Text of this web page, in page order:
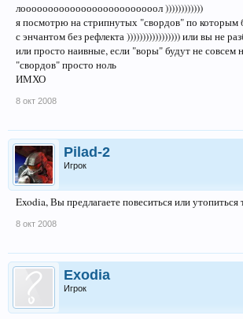
лооооооооооооооооооооооооол ))))))))))))
я посмотрю на стрипнутых "свордов" по которым
с энчантом без рефлекта ))))))))))))))))) или вы не
или просто наивные, если "воры" будут не совсем
"свордов" просто ноль
ИМХО
8 окт 2008
Pilad-2
Игрок
Exodia, Вы предлагаете повеситься или утопиться
8 окт 2008
Exodia
Игрок